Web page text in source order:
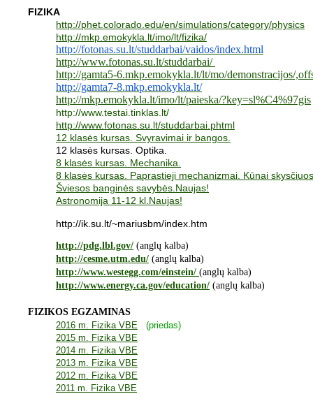
FIZIKA
http://phet.colorado.edu/en/simulations/category/physics
http://mkp.emokykla.lt/imo/lt/fizika/
http://fotonas.su.lt/studdarbai/vaidos/index.html
http://www.fotonas.su.lt/studdarbai/
http://gamta5-6.mkp.emokykla.lt/lt/mo/demonstracijos/
http://gamta7-8.mkp.emokykla.lt/
http://mkp.emokykla.lt/imo/lt/paieska/?key=sl%C4%97gis
http://www.testai.tinklas.lt/
http://www.fotonas.su.lt/studdarbai.phtml
12 klasės kursas. Svyravimai ir bangos.
12 klasės kursas. Optika.
8 klasės kursas. Mechanika.
8 klasės kursas. Paprastieji mechanizmai. Kūnai
Šviesos banginės savybės.Naujas!
Astronomija 11-12 kl.Naujas!
http://ik.su.lt/~mariusbm/index.htm
http://pdg.lbl.gov/ (anglų kalba)
http://cesme.utm.edu/ (anglų kalba)
http://www.westegg.com/einstein/ (anglų kalba)
http://www.energy.ca.gov/education/ (anglų kalba)
FIZIKOS EGZAMINAS
2016 m. Fizika VBE
(priedas)
2015 m. Fizika VBE
2014 m. Fizika VBE
2013 m. Fizika VBE
2012 m. Fizika VBE
2011 m. Fizika VBE